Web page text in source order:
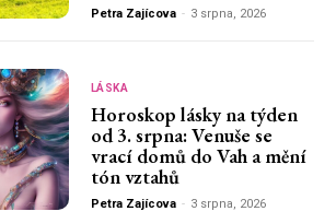
Petra Zajícova - 3 srpna, 2026
LÁSKA
Horoskop lásky na týden
od 3. srpna: Venuše se
vrací domů do Vah a mění
tón vztahů
Petra Zajícova - 3 srpna, 2026